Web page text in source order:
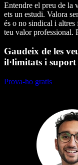
Entendre el preu de la
ets un estudi. Valora
és o no sindical i
teu valor professional.
Gaudeix de les
il·limitats i suport
Prova-ho gratis